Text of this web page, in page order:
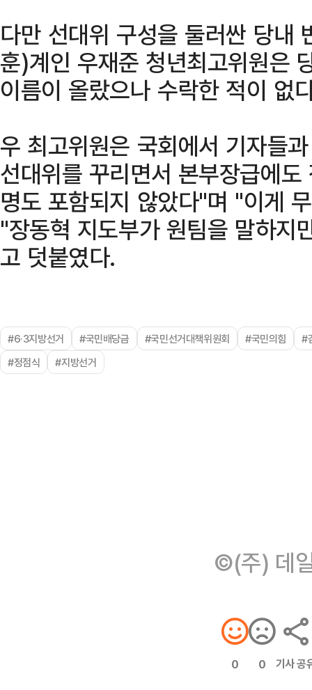
다만 선대위 구성을 둘러싼 당내
훈)계인 우재준 청년최고위원은
이름이 올랐으나 수락한 적이 없
우 최고위원은 국회에서 기자들
선대위를 꾸리면서 본부장급에
명도 포함되지 않았다"며 "이게
"장동혁 지도부가 원팀을 말하지
고 덧붙였다.
#6·3지방선거 #국민배당금 #국민선거대책위원회 #국민의힘
#
#정점식
#지방선거
©(주) 데
0 0 기사 공